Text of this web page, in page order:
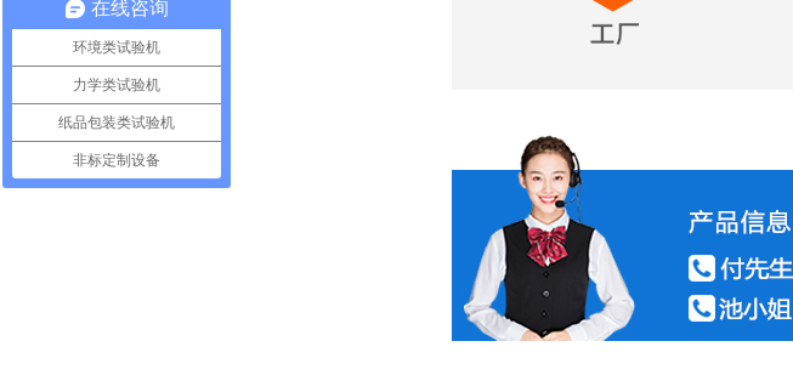
在线咨询
环境类试验机
力学类试验机
纸品包装类试验机
非标定制设备